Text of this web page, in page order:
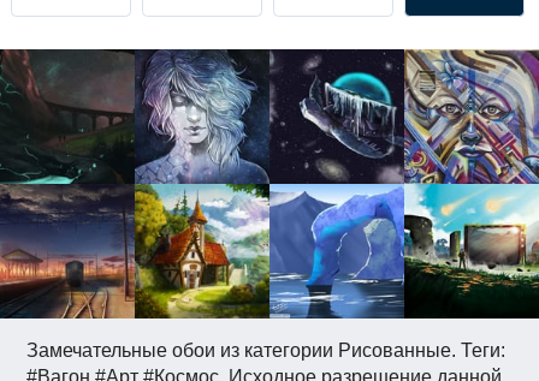
Замечательные обои из категории Рисованные. Теги: